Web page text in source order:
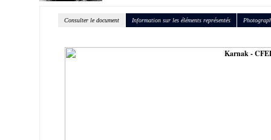
Consulter le document Information sur les éléments représentés